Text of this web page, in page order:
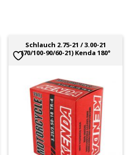
Schlauch 2.75-21 / 3.00-21
(70/100-90/60-21) Kenda 180°